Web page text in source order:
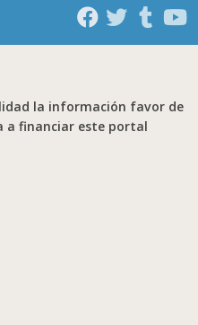
la información favor de
a financiar este portal